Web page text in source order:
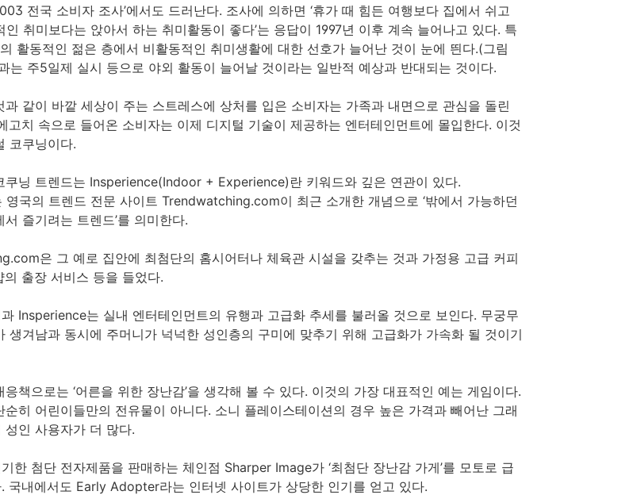
전국 소비자 조사’에서도 드러난다. 조사에 의하면 ‘휴가 때 힘든 여행보다 집에서 쉬고
인 취미보다는 앉아서 하는 취미활동이 좋다’는 응답이 1997년 이후 계속 늘어나고 있다. 특
활동적인 젊은 층에서 비활동적인 취미생활에 대한 선호가 늘어난 것이 눈에 띈다.(그림
는 주5일제 실시 등으로 야외 활동이 늘어날 것이라는 일반적 예상과 반대되는 것이다.
과 같이 바깥 세상이 주는 스트레스에 상처를 입은 소비자는 가족과 내면으로 관심을 돌린
고치 속으로 들어온 소비자는 이제 디지털 기술이 제공하는 엔터테인먼트에 몰입한다. 이것
코쿠닝이다.
쿠닝 트렌드는 Insperience(Indoor + Experience)란 키워드와 깊은 연관이 있다.
영국의 트렌드 전문 사이트 Trendwatching.com이 최근 소개한 개념으로 ‘밖에서 가능하던
즐기려는 트렌드’를 의미한다.
은 그 예로 집안에 최첨단의 홈시어터나 체육관 시설을 갖추는 것과 가정용 고급 커피
의 출장 서비스 등을 들었다.
Insperience는 실내 엔터테인먼트의 유행과 고급화 추세를 불러올 것으로 보인다. 무궁무
생겨남과 동시에 주머니가 넉넉한 성인층의 구미에 맞추기 위해 고급화가 가속화 될 것이기
응책으로는 ‘어른을 위한 장난감’을 생각해 볼 수 있다. 이것의 가장 대표적인 예는 게임이다.
순히 어린이들만의 전유물이 아니다. 소니 플레이스테이션의 경우 높은 가격과 빼어난 그래
성인 사용자가 더 많다.
한 첨단 전자제품을 판매하는 체인점 Sharper Image가 ‘최첨단 장난감 가게’를 모토로 급
국내에서도 Early Adopter라는 인터넷 사이트가 상당한 인기를 얻고 있다.